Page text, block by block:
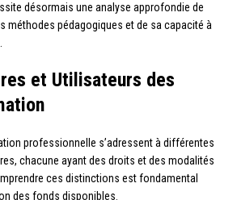
désormais une analyse approfondie de
méthodes pédagogiques et de sa capacité à
et Utilisateurs des
professionnelle s’adressent à différentes
chacune ayant des droits et des modalités
ces distinctions est fondamental
des fonds disponibles.